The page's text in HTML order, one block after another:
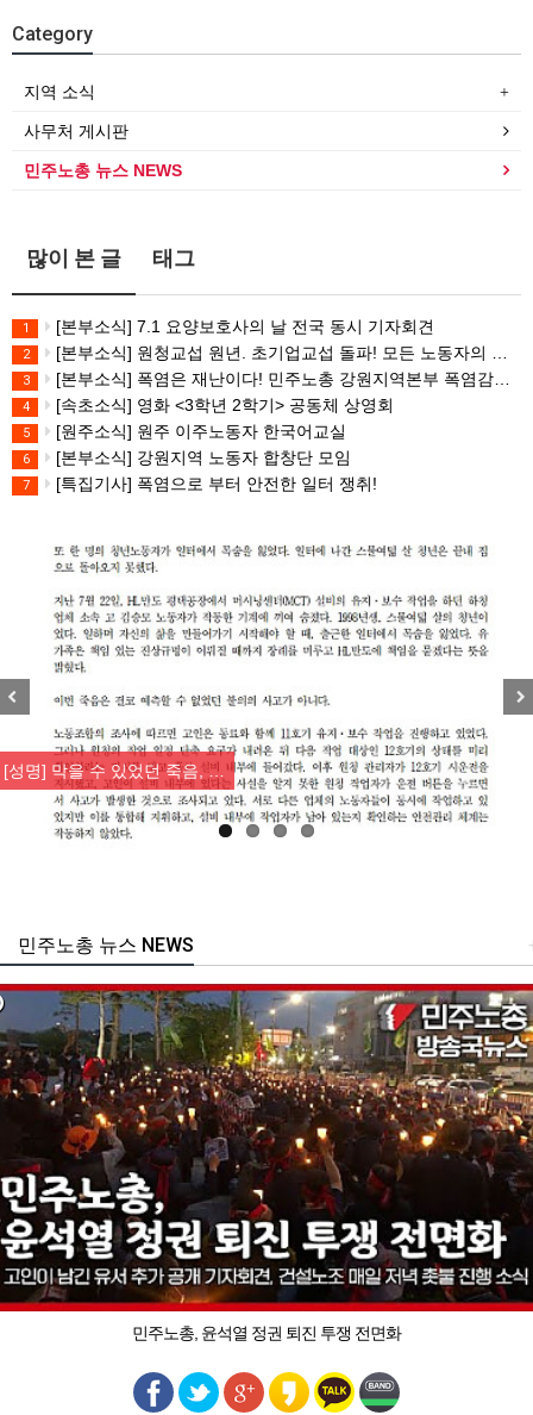
Category
지역 소식
사무처 게시판
민주노총 뉴스 NEWS
많이 본 글 태그
1 [본부소식] 7.1 요양보호사의 날 전국 동시 기자회견
2 [본부소식] 원청교섭 원년. 초기업교섭 돌파! 모든 노동자의 노동기본권 쟁취! 민주노총 7.15 총파업대회
3 [본부소식] 폭염은 재난이다! 민주노총 강원지역본부 폭염감시단 선포 기자회견
4 [속초소식] 영화 <3학년 2학기> 공동체 상영회
5 [원주소식] 원주 이주노동자 한국어교실
6 [본부소식] 강원지역 노동자 합창단 모임
7 [특집기사] 폭염으로 부터 안전한 일터 쟁취!
[성명] 막을 수 있었던 죽음, …
주노총 뉴스 NEWS
민주노총, 윤석열 정권 퇴진 투쟁 전면화